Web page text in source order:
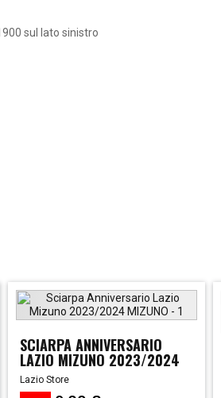
sul lato sinistro
SCIARPA ANNIVERSARIO
LAZIO MIZUNO 2023/2024
Lazio Store